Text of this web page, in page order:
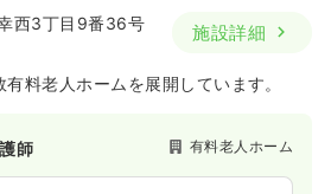
西3丁目9番36号 施設詳細
料老人ホームを展開しています。
師 有料老人ホーム